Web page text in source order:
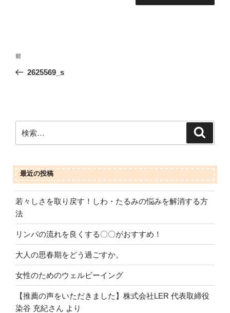
投
ナ
ー
シ
ン
前
の
前
2625569_s
索:
最近の投稿
若々しさを取り戻す！しわ・たるみの悩みを解消する方
法
リンパの流れを良くする〇〇がおすすめ！
大人の思春期をどう過ごすか。
女性のためのウェルビーイング
【推薦の声をいただきました】株式会社LER 代表取締役
染谷 充紀さん より